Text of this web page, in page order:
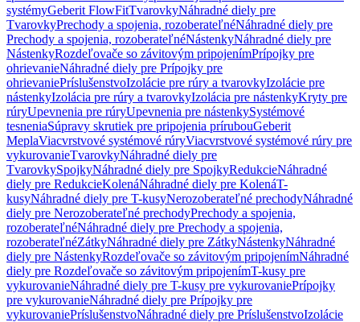
systémyGeberit FlowFitTvarovkyNáhradné diely pre
TvarovkyPrechody a spojenia, rozoberateľnéNáhradné diely pre
Prechody a spojenia, rozoberateľnéNástenkyNáhradné diely pre
NástenkyRozdeľovače so závitovým pripojenímPrípojky pre
ohrievanieNáhradné diely pre Prípojky pre
ohrievaniePríslušenstvoIzolácie pre rúry a tvarovkyIzolácie pre
nástenkyIzolácia pre rúry a tvarovkyIzolácia pre nástenkyKryty pre
rúryUpevnenia pre rúryUpevnenia pre nástenkySystémové
tesneniaSúpravy skrutiek pre pripojenia prírubouGeberit
MeplaViacvrstvové systémové rúryViacvrstvové systémové rúry pre
vykurovanieTvarovkyNáhradné diely pre
TvarovkySpojkyNáhradné diely pre SpojkyRedukcieNáhradné
diely pre RedukcieKolenáNáhradné diely pre KolenáT-
kusyNáhradné diely pre T-kusyNerozoberateľné prechodyNáhradné
diely pre Nerozoberateľné prechodyPrechody a spojenia,
rozoberateľnéNáhradné diely pre Prechody a spojenia,
rozoberateľnéZátkyNáhradné diely pre ZátkyNástenkyNáhradné
diely pre NástenkyRozdeľovače so závitovým pripojenímNáhradné
diely pre Rozdeľovače so závitovým pripojenímT-kusy pre
vykurovanieNáhradné diely pre T-kusy pre vykurovaniePrípojky
pre vykurovanieNáhradné diely pre Prípojky pre
vykurovaniePríslušenstvoNáhradné diely pre PríslušenstvoIzolácie